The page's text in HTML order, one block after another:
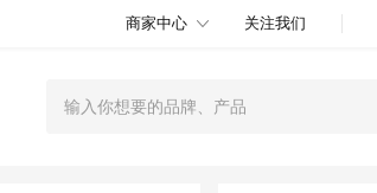
商家中心 关注我们